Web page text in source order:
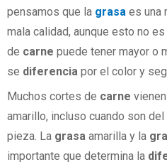
pensamos que la grasa es una
mala calidad, aunque esto no
de carne puede tener mayor o
se diferencia por el color y
Muchos cortes de carne
amarillo, incluso cuando son
pieza. La grasa amarilla y la
importante que determina la